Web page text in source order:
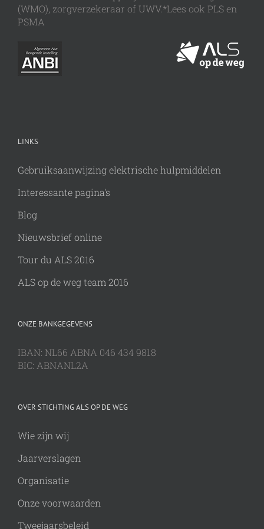
(WMO), zorgverzekeraar of UWV.*Lees ook PLS en
PSMA
LINKS
Gebruiksaanwijzing elektrische hulpmiddelen
Interessante pagina's
Blog
Nieuwsbrief online
Tour du ALS 2016
ALS op de weg team 2016
ONZE BANKGEGEVENS
IBAN: NL66 ABNA 046 434 9818
BIC: ABNANL2A
OVER STICHTING ALS OP DE WEG
Wie zijn wij
Jaarverslagen
Organisatie
Onze voorwaarden
Tweejaarsbeleid